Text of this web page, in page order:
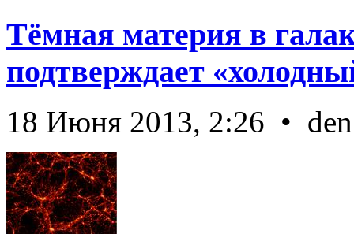
Тёмная материя в
подтверждает
18 Июня 2013, 2:26 • den